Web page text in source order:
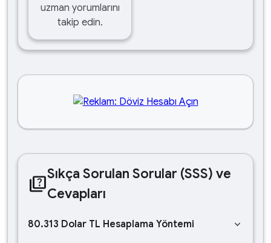
uzman yorumlarını
takip edin.
quizSıkça Sorulan Sorular (SSS) ve
Cevapları
80.313 Dolar TL Hesaplama Yöntemi keyboard_arrow_down